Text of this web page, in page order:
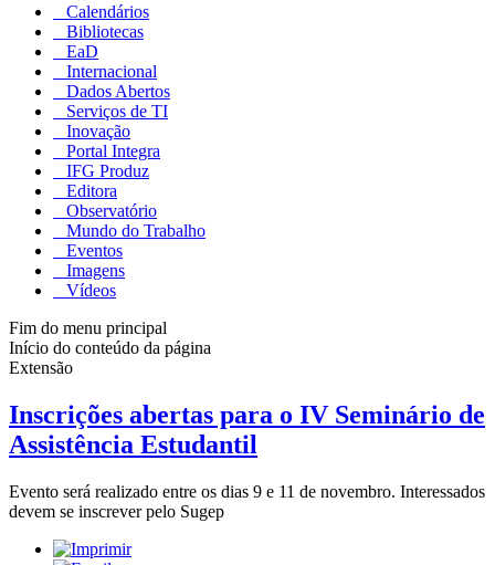
Calendários
Bibliotecas
EaD
Internacional
Dados Abertos
Serviços de TI
Inovação
Portal Integra
IFG Produz
Editora
Observatório
Mundo do Trabalho
Eventos
Imagens
Vídeos
Fim do menu principal
Início do conteúdo da página
Extensão
Inscrições abertas para o IV Seminário de
Assistência Estudantil
Evento será realizado entre os dias 9 e 11 de novembro. Interessados
devem se inscrever pelo Sugep